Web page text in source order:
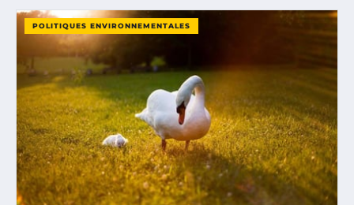
POLITIQUES ENVIRONNEMENTALES